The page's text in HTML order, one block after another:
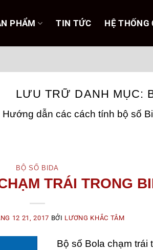
PHẨM TIN TỨC HỆ THỐNG
LƯU TRỮ DANH MỤC:
Hướng dẫn các cách tính bộ số
BỘ SỐ BIDA
TRÁI TRONG
12 21, 2017 BỞI LƯƠNG KHẮC TÂM
Bộ số Bola chạm trái